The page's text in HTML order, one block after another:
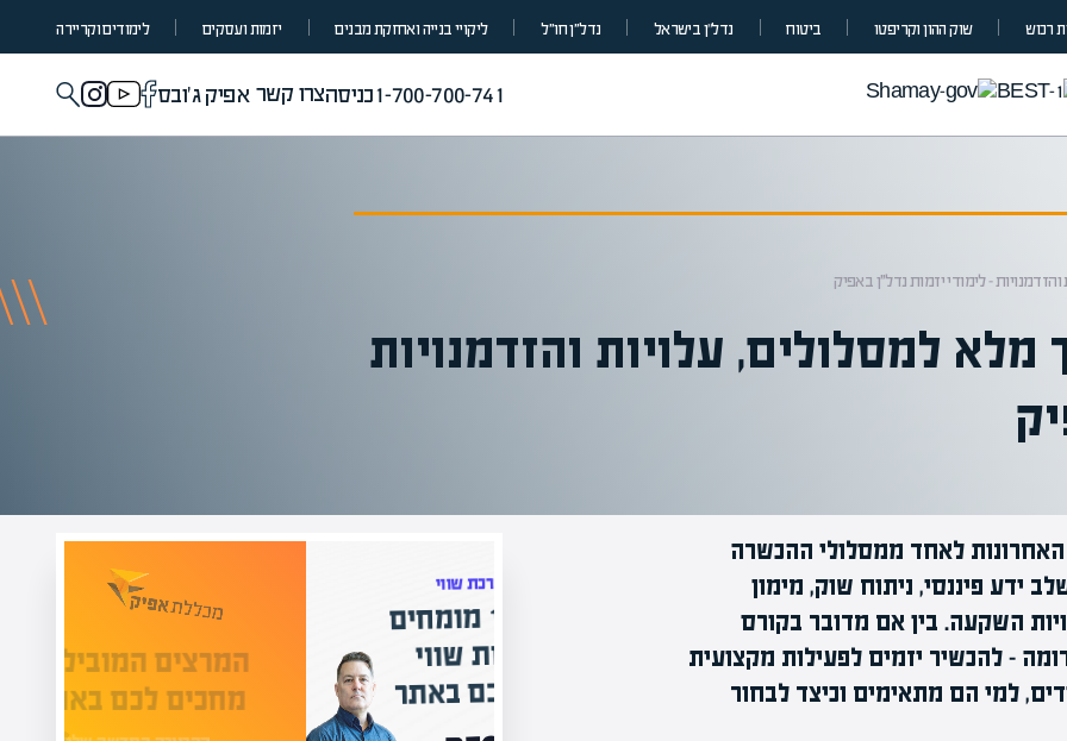
רכוש שוק ההון וקריפטו ביטוח נדל”ן בישראל נדל״ן חו״ל ליקויי בנייה ואחזקת מבנים יזמות ועסקים לימודים וקריירה
1-700-700-741כניסהצרו קשר אפיק ג'ובס
– לימודי יזמות נדל״ן באפיק
מלא למסלולים, עלויות והזדמנויות
האחרונות לאחד ממסלולי ההכשרה
ידע פיננסי, ניתוח שוק, מימון
השקעה. בין אם מדובר בקורס
– להכשיר יזמים לפעילות מקצועית
למי הם מתאימים וכיצד לבחור
המרצים המובילים בישראל
מחכים לכם באפיק אקדמי
הקריירה החדשה שלך מעבר לפינה!